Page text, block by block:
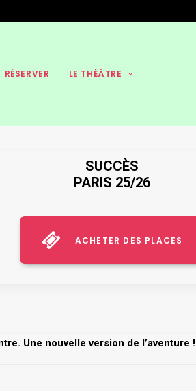
RÉSERVER LE THÉÂTRE
SUCCÈS
PARIS 25/26
ACHETER DES PLACES
Une nouvelle version de l’aventure !